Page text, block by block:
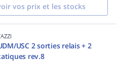
vos prix et les stocks
USC 2 sorties relais + 2
rev.8